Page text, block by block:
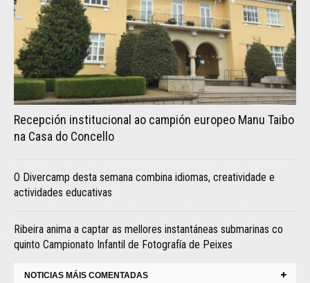
Recepción institucional ao campión europeo Manu Taibo
na Casa do Concello
O Divercamp desta semana combina idiomas, creatividade e
actividades educativas
Ribeira anima a captar as mellores instantáneas submarinas co
quinto Campionato Infantil de Fotografía de Peixes
NOTICIAS MÁIS COMENTADAS